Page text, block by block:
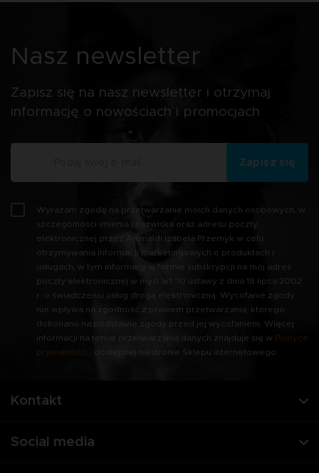
Kontakt
Social media
Nasz newsletter
Zapisz się na nasz newsletter i otrzymaj
informację o nowościach i promocjach
Wyrażam zgodę na przetwarzanie moich danych osobowych, w
szczególności imienia i nazwiska oraz adresu poczty
elektronicznej przez Animaldi Izabela Przemyk w celu
otrzymywania informacji marketingowych o produktach i
usługach, w tym informacji w formie subskrypcji na mój adres
poczty elektronicznej w myśl art. 10 ustawy z dnia 18 lipca 2002
r. o świadczeniu usług drogą elektroniczną. Wycofanie zgody
nie wpływa na zgodność z prawem przetwarzania, którego
dokonano na podstawie zgody przed jej wycofaniem. Więcej
informacji na temat przetwarzania danych znajduje się w Polityce
prywatności
. dostępnej na stronie Sklepu internetowego.
Zapisz się